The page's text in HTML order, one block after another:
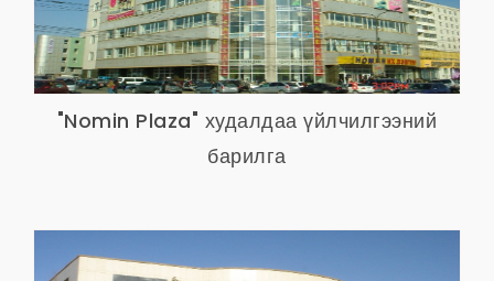
"Nomin Plaza" худалдаа үйлчилгээний
барилга